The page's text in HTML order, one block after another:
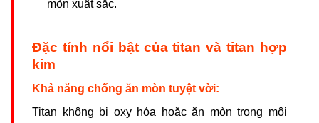
mòn xuất sắc.
Đặc tính nổi bật của titan và titan hợp
kim
Khả năng chống ăn mòn tuyệt vời:
Titan không bị oxy hóa hoặc ăn mòn trong môi